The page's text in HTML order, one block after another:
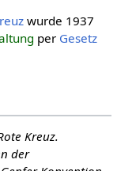
wurde 1937
per Gesetz
Kreuz.
der